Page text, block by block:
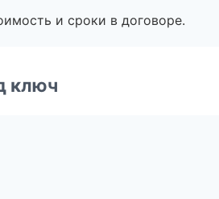
и сроки в договоре.
ключ